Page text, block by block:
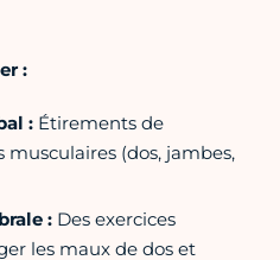
:
: Étirements de
musculaires (dos, jambes,
: Des exercices
les maux de dos et